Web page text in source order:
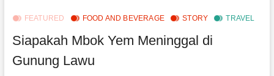
t
FEATURED FOOD AND BEVERAGE STORY TRAVEL
Siapakah Mbok Yem Meninggal di
Gunung Lawu